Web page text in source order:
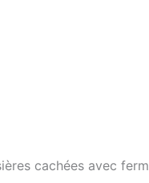
cachées avec